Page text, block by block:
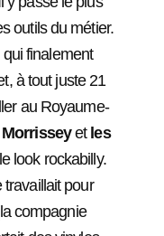
outils du métier.
qui finalement
à tout juste 21
au Royaume-
Morrisseyet les
look rockabilly.
travaillait pour
compagnie